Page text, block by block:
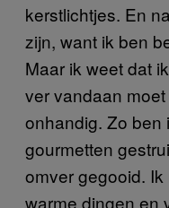
kerstlichtjes. En
zijn, want ik ben
Maar ik weet dat
ver vandaan
onhandig. Zo ben
gourmetten
omver gegooid.
warme dingen en